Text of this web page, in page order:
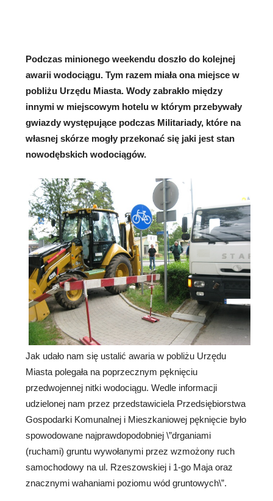
Podczas minionego weekendu doszło do kolejnej
awarii wodociągu. Tym razem miała ona miejsce w
pobliżu Urzędu Miasta. Wody zabrakło między
innymi w miejscowym hotelu w którym przebywały
gwiazdy występujące podczas Militariady, które na
własnej skórze mogły przekonać się jaki jest stan
nowodębskich wodociągów.
Jak udało nam się ustalić awaria w pobliżu Urzędu
Miasta polegała na poprzecznym pęknięciu
przedwojennej nitki wodociągu. Wedle informacji
udzielonej nam przez przedstawiciela Przedsiębiorstwa
Gospodarki Komunalnej i Mieszkaniowej pęknięcie było
spowodowane najprawdopodobniej \”drganiami
(ruchami) gruntu wywołanymi przez wzmożony ruch
samochodowy na ul. Rzeszowskiej i 1-go Maja oraz
znacznymi wahaniami poziomu wód gruntowych\”.